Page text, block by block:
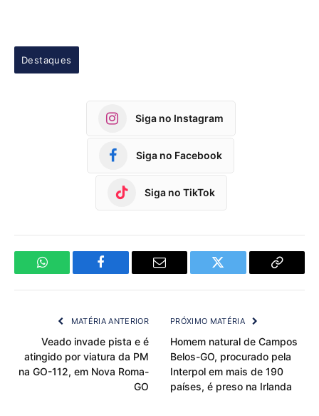
Destaques
Siga no Instagram
Siga no Facebook
Siga no TikTok
WhatsApp Facebook Email Twitter
Copy
MATÉRIA ANTERIOR
Veado invade pista e é
atingido por viatura da PM
na GO-112, em Nova Roma-
GO
PRÓXIMO MATÉRIA
Homem natural de Campos
Belos-GO, procurado pela
Interpol em mais de 190
países, é preso na Irlanda